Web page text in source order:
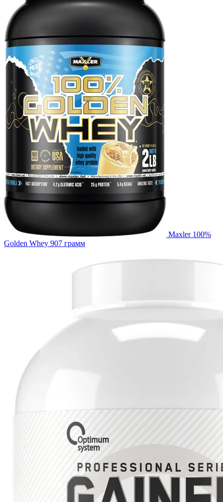
Maxler 100%
Golden Whey 907 грамм